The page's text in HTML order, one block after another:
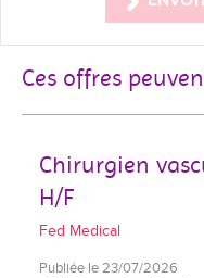
Ces offres
Chirurgien
H/F
Fed Medical
Publiée le 23/07/2026